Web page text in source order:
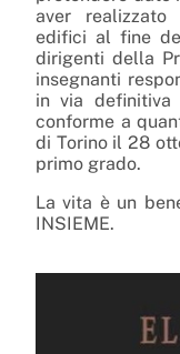
aver
edifici al fine
dirigenti della
insegnanti
in via definitiva
conforme a
di Torino il 28
primo grado.
La vita è un
INSIEME.